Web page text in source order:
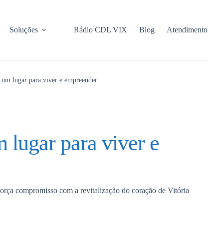
Soluções Rádio CDL VIX Blog Atendimento
lugar para viver e empreender
lugar para viver e
compromisso com a revitalização do coração de Vitória